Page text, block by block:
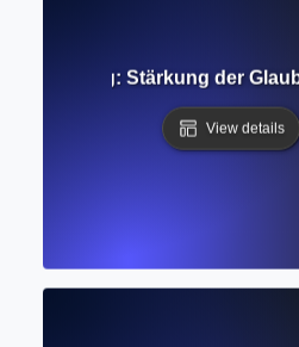
Forschung: Stärkung der
View details